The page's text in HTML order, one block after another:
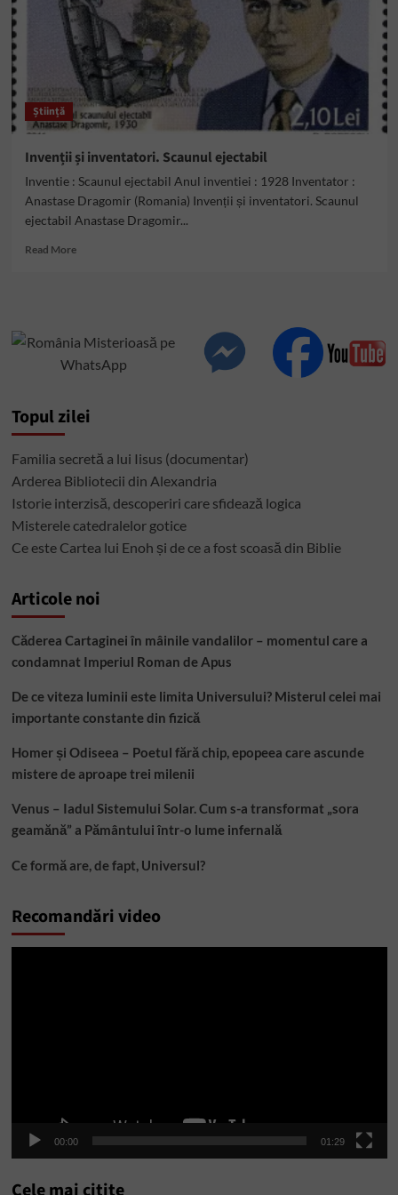
Știință
Invenții și inventatori. Scaunul ejectabil
Inventie : Scaunul ejectabil Anul inventiei : 1928 Inventator :
Anastase Dragomir (Romania) Invenții și inventatori. Scaunul
ejectabil Anastase Dragomir...
Read MoreRead
Scaunul
ejectabil
Topul zilei
Familia secretă a lui Iisus (documentar)
Arderea Bibliotecii din Alexandria
Istorie interzisă, descoperiri care sfidează logica
Misterele catedralelor gotice
Ce este Cartea lui Enoh și de ce a fost scoasă din Biblie
Articole noi
Căderea Cartaginei în mâinile vandalilor – momentul care a
condamnat Imperiul Roman de Apus
De ce viteza luminii este limita Universului? Misterul celei mai
importante constante din fizică
Homer și Odiseea – Poetul fără chip, epopeea care ascunde
mistere de aproape trei milenii
Venus – Iadul Sistemului Solar. Cum s-a transformat „sora
geamănă” a Pământului într-o lume infernală
Ce formă are, de fapt, Universul?
Recomandări video
00:00 01:29